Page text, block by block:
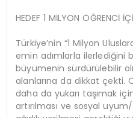
HEDEF 1 MİLYON ÖĞRENCİ
Türkiye’nin “1 Milyon
emin adımlarla ilerlediğini
büyümenin sürdürülebilir
alanlarına da dikkat çekti.
daha da yukarı taşımak
artırılması ve sosyal